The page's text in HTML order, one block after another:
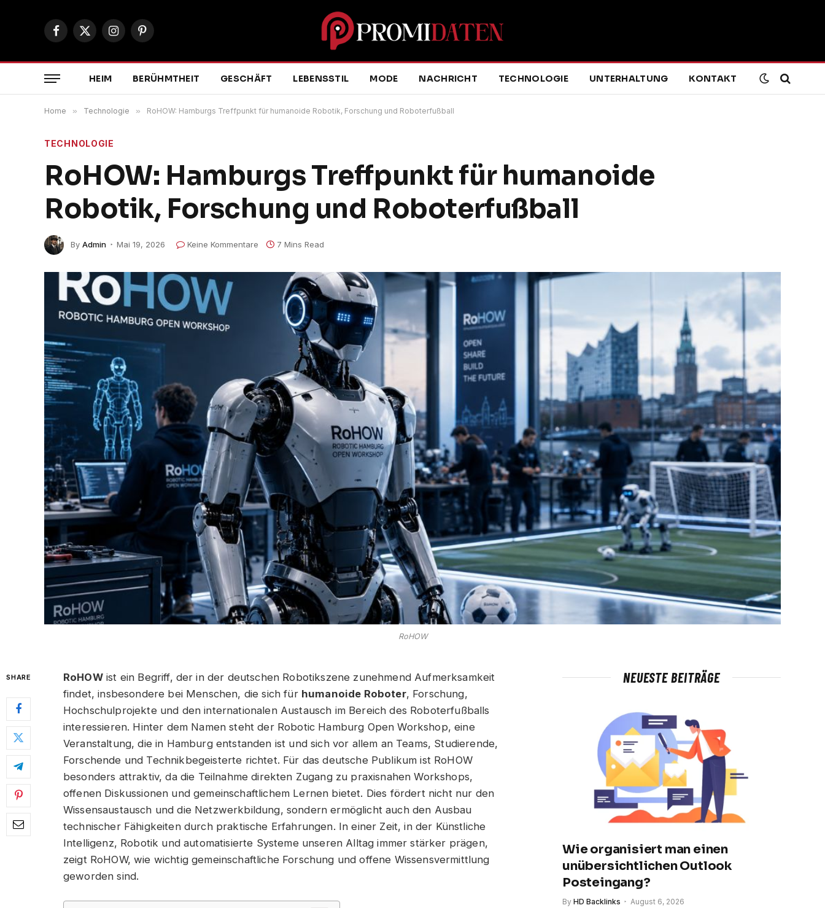
Facebook
X
InstagramPinterest
HEIM BERÜHMTHEIT GESCHÄFT LEBENSSTIL MODE NACHRICHT TECHNOLOGIE UNTERHALTUNG KONTAKT
Home » Technologie » RoHOW: Hamburgs Treffpunkt für humanoide Robotik, Forschung und Roboterfußball
TECHNOLOGIE
RoHOW: Hamburgs Treffpunkt für humanoide
Robotik, Forschung und Roboterfußball
By Admin Mai 19, 2026 Keine Kommentare 7 Mins Read
RoHOW
SHARE RoHOWist ein Begriff, der in der deutschen Robotikszene zunehmend Aufmerksamkeit
findet, insbesondere bei Menschen, die sich für humanoide Roboter, Forschung,
Hochschulprojekte und den internationalen Austausch im Bereich des Roboterfußballs
interessieren. Hinter dem Namen steht der Robotic Hamburg Open Workshop, eine
Veranstaltung, die in Hamburg entstanden ist und sich vor allem an Teams, Studierende,
Forschende und Technikbegeisterte richtet. Für das deutsche Publikum ist RoHOW
besonders attraktiv, da die Teilnahme direkten Zugang zu praxisnahen Workshops,
offenen Diskussionen und gemeinschaftlichem Lernen bietet. Dies fördert nicht nur den
Wissensaustausch und die Netzwerkbildung, sondern ermöglicht auch den Ausbau
technischer Fähigkeiten durch praktische Erfahrungen. In einer Zeit, in der Künstliche
Intelligenz, Robotik und automatisierte Systeme unseren Alltag immer stärker prägen,
zeigt RoHOW, wie wichtig gemeinschaftliche Forschung und offene Wissensvermittlung
geworden sind.
NEUESTE BEITRÄGE
Wie organisiert man einen
unübersichtlichen Outlook
Posteingang?
By HD Backlinks August 6, 2026